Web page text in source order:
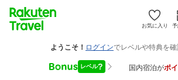
お気に入り